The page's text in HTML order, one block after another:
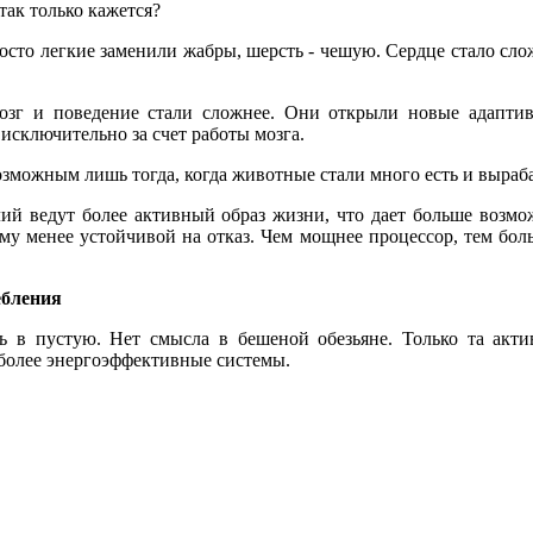
только кажется?
легкие заменили жабры, шерсть - чешую. Сердце стало
и поведение стали сложнее. Они открыли новые
за счет работы мозга.
лишь тогда, когда животные стали много есть и
ведут более активный образ жизни, что дает больше
менее устойчивой на отказ. Чем мощнее процессор, тем
в пустую. Нет смысла в бешеной обезьяне. Только та
энергоэффективные системы.